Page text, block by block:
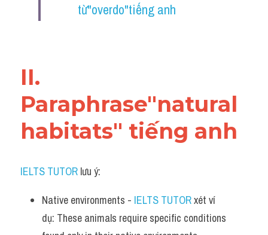
từ"overdo"tiếng anh
II.
Paraphrase"natural
habitats" tiếng anh
IELTS TUTOR lưu ý:​
Native environments - IELTS TUTOR xét ví
dụ: These animals require specific conditions